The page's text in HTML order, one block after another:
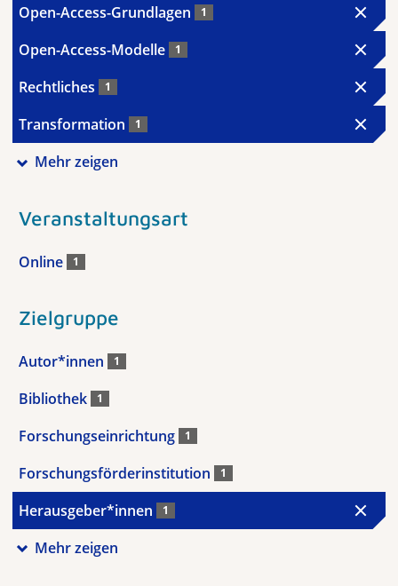
Open-Access-Grundlagen 1
Open-Access-Modelle 1
Rechtliches 1
Transformation 1
Mehr zeigen
Veranstaltungsart
Online 1
Zielgruppe
Autor*innen 1
Bibliothek 1
Forschungseinrichtung 1
Forschungsförderinstitution 1
Herausgeber*innen 1
Mehr zeigen